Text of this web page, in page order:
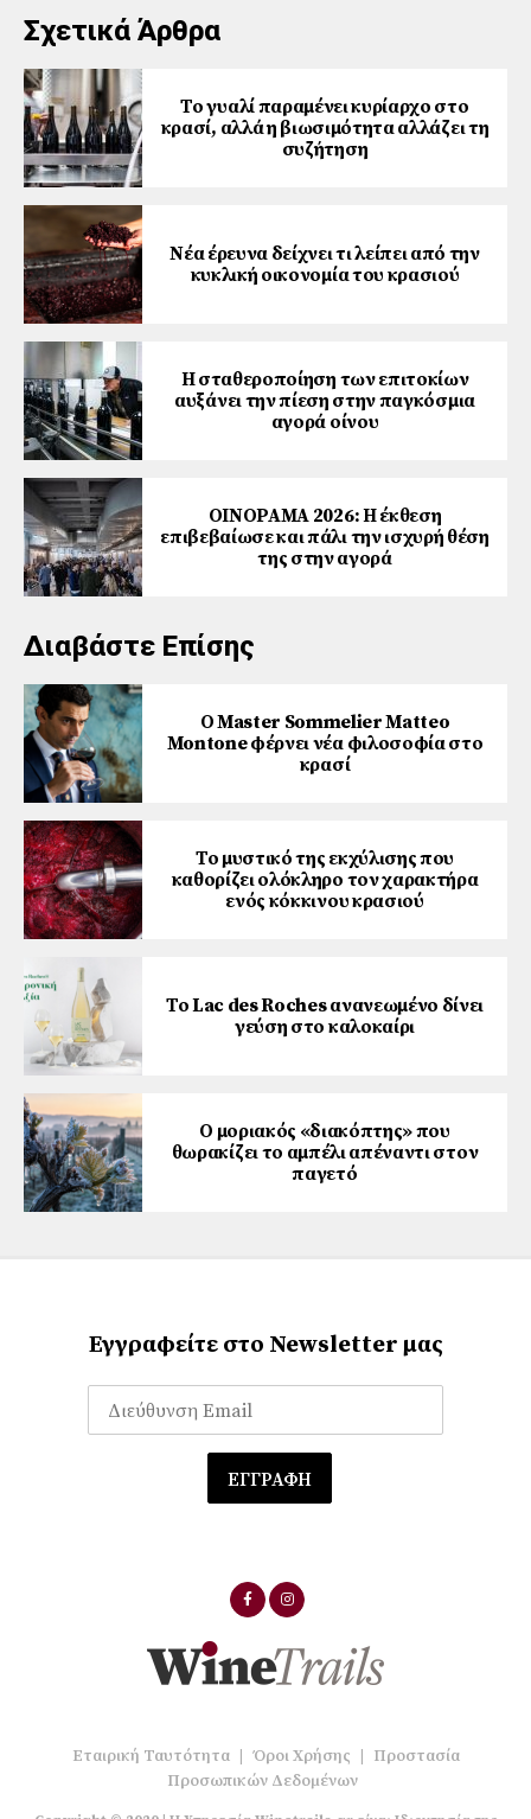
Σχετικά Άρθρα
Το γυαλί παραμένει κυρίαρχο στο
κρασί, αλλά η βιωσιμότητα αλλάζει τη
συζήτηση
Νέα έρευνα δείχνει τι λείπει από την
κυκλική οικονομία του κρασιού
Η σταθεροποίηση των επιτοκίων
αυξάνει την πίεση στην παγκόσμια
αγορά οίνου
ΟΙΝΟΡΑΜΑ 2026: Η έκθεση
επιβεβαίωσε και πάλι την ισχυρή θέση
της στην αγορά
Διαβάστε Επίσης
Ο Master Sommelier Matteo
Montone φέρνει νέα φιλοσοφία στο
κρασί
Το μυστικό της εκχύλισης που
καθορίζει ολόκληρο τον χαρακτήρα
ενός κόκκινου κρασιού
Το Lac des Roches ανανεωμένο δίνει
γεύση στο καλοκαίρι
Ο μοριακός «διακόπτης» που
θωρακίζει το αμπέλι απέναντι στον
παγετό
Εγγραφείτε στο Newsletter μας
Εταιρική Ταυτότητα | Όροι Χρήσης | Προστασία
Προσωπικών Δεδομένων